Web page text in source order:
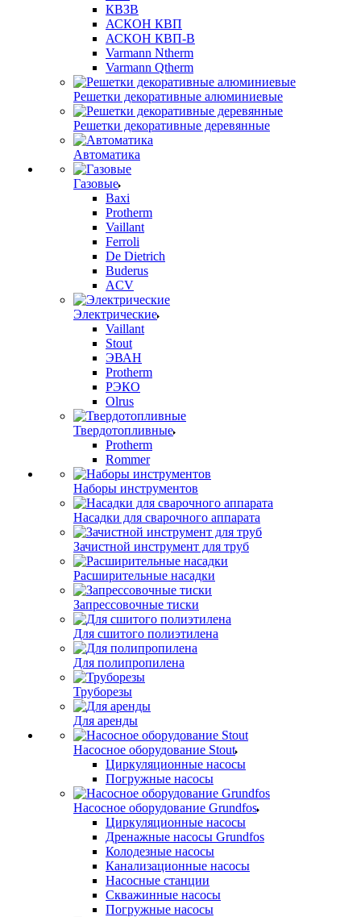
КВЗВ
АСКОН КВП
АСКОН КВП-В
Varmann Ntherm
Varmann Qtherm
Решетки декоративные алюминиевые
Решетки декоративные деревянные
Автоматика
Газовые
Baxi
Protherm
Vaillant
Ferroli
De Dietrich
Buderus
ACV
Электрические
Vaillant
Stout
ЭВАН
Protherm
РЭКО
Olrus
Твердотопливные
Protherm
Rommer
Наборы инструментов
Насадки для сварочного аппарата
Зачистной инструмент для труб
Расширительные насадки
Запрессовочные тиски
Для сшитого полиэтилена
Для полипропилена
Труборезы
Для аренды
Насосное оборудование Stout
Циркуляционные насосы
Погружные насосы
Насосное оборудование Grundfos
Циркуляционные насосы
Дренажные насосы Grundfos
Колодезные насосы
Канализационные насосы
Насосные станции
Скважинные насосы
Погружные насосы